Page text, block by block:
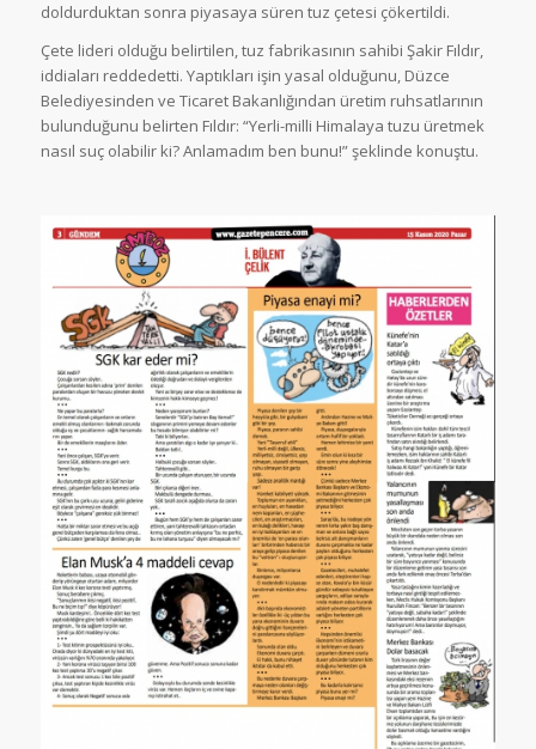
doldurduktan sonra piyasaya süren tuz çetesi çökertildi.
Çete lideri olduğu belirtilen, tuz fabrikasının sahibi Şakir Fıldır,
iddiaları reddedetti. Yaptıkları işin yasal olduğunu, Düzce
Belediyesinden ve Ticaret Bakanlığından üretim ruhsatlarının
bulunduğunu belirten Fıldır: “Yerli-milli Himalaya tuzu üretmek
nasıl suç olabilir ki? Anlamadım ben bunu!” şeklinde konuştu.